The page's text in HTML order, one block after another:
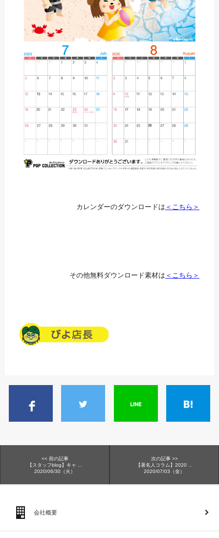
カレンダーのダウンロードは ＜こちら＞
その他無料ダウンロード素材は ＜こちら＞
<< 前の記事
【スタッフblog】キャ ...
2020/06/30（火）
次の記事 >>
【著名人コラム】2020 ...
2020/07/03（金）
会社概要